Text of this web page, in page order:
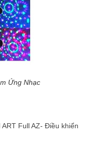
Ứng Nhạc
Full AZ- Điều khiển